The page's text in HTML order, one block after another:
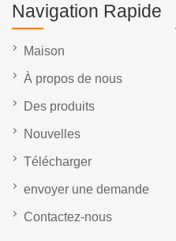
Navigation Rapide
Maison
À propos de nous
Des produits
Nouvelles
Télécharger
envoyer une demande
Contactez-nous